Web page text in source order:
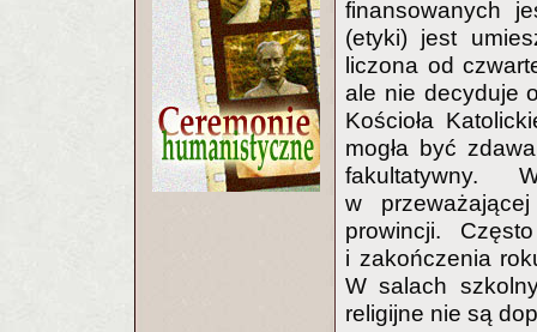
finansowanych
(etyki) jest
liczona od
ale nie decyduje
Kościoła
mogła być
fakultatywny.
w
prowincji.
i zakończenia
W salach
religijne nie są